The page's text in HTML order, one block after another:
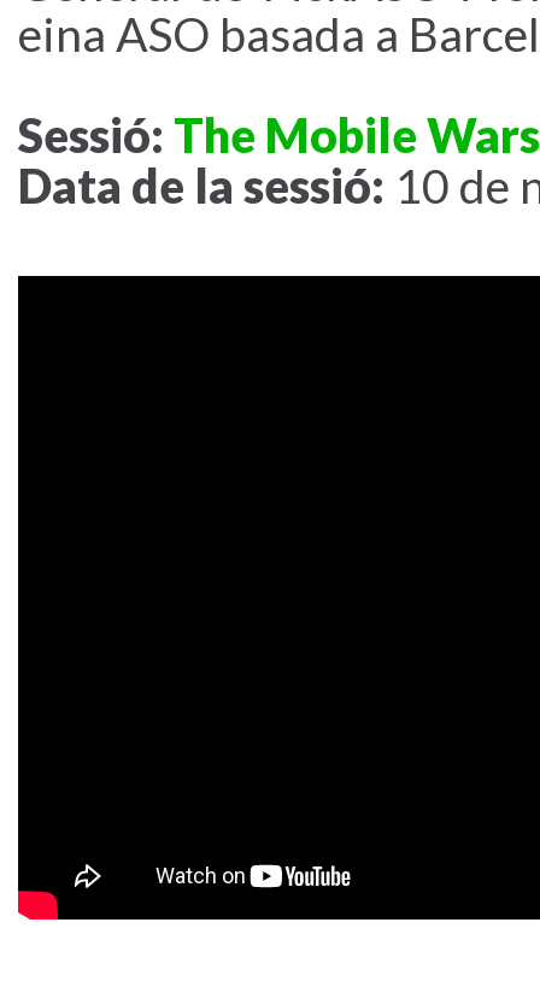
eina ASO basada a
Sessió: The Mobile Wars
Data de la sessió: 10 de